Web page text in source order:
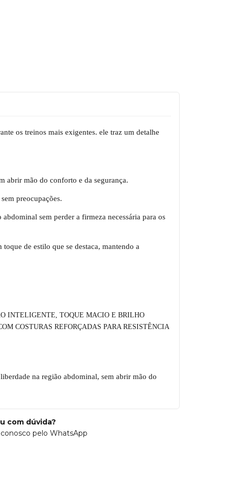
os treinos mais exigentes. ele traz um detalhe
abrir mão do conforto e da segurança.
preocupações.
sem perder a firmeza necessária para os
de estilo que se destaca, mantendo a
INTELIGENTE, TOQUE MACIO E BRILHO
COSTURAS REFORÇADAS PARA RESISTÊNCIA
na região abdominal, sem abrir mão do
com dúvida?
pelo WhatsApp